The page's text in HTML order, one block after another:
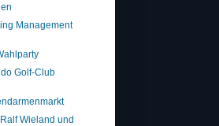
Management
Golf-Club
Wieland und